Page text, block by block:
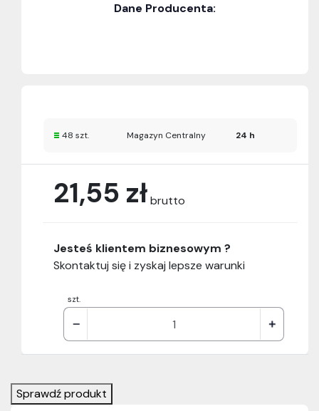
Dane Producenta:
21,55 złbrutto
szt.
Jesteś klientem biznesowym ?
Skontaktuj się i zyskaj lepsze warunki
48 szt. Magazyn Centralny 24 h
Sprawdź produkt